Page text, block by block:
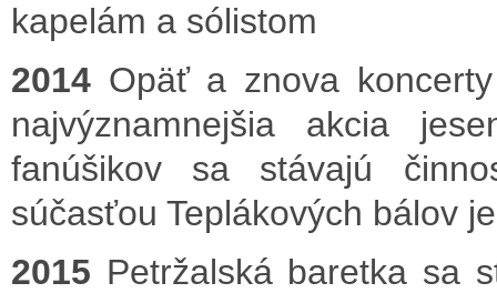
kapelám a sólistom
2014 Opäť a znova
najvýznamnejšia akcia
fanúšikov sa stávajú
súčasťou Teplákových bálov
2015 Petržalská baretka sa